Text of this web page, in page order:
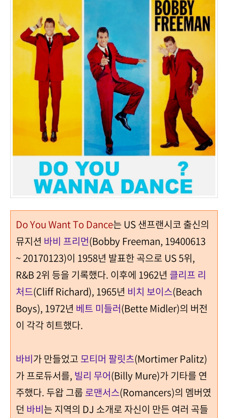
Do You Want To Dance는 US샌프랜시코 출신의
뮤지션 바비 프리먼(Bobby Freeman, 19400613
~ 20170123)이 1958년 발표한 곡으로US 5위,
R&B 2위 등을 기록했다. 이후에 1962년 클리프 리
처드(Cliff Richard), 1965년 비치 보이스(Beach
Boys), 1972년 베트 미들러(Bette Midler)의 버전
이 각각 히트했다.
바비가 만들었고 모티머 팔릿츠(Mortimer Palitz)
가 프로듀서를, 빌리 무어(Billy Mure)가 기타를 연
주했다. 두왑 그룹로맨서스(Romancers)의 멤버였
던 바비는 지역의 DJ 소개로 자신이 만든 여러 곡들